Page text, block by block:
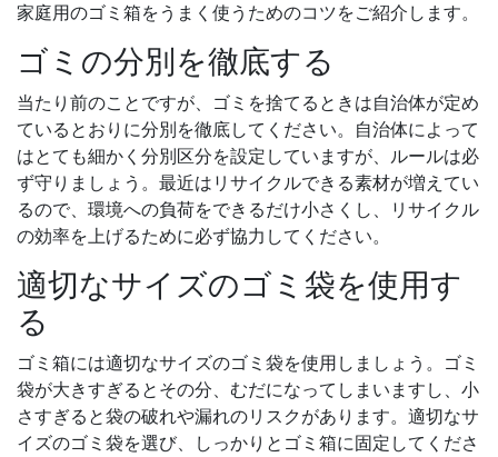
家庭用のゴミ箱をうまく使うためのコツをご紹介します。
ゴミの分別を徹底する
当たり前のことですが、ゴミを捨てるときは自治体が定め
ているとおりに分別を徹底してください。自治体によって
はとても細かく分別区分を設定していますが、ルールは必
ず守りましょう。最近はリサイクルできる素材が増えてい
るので、環境への負荷をできるだけ小さくし、リサイクル
の効率を上げるために必ず協力してください。
適切なサイズのゴミ袋を使用す
る
ゴミ箱には適切なサイズのゴミ袋を使用しましょう。ゴミ
袋が大きすぎるとその分、むだになってしまいますし、小
さすぎると袋の破れや漏れのリスクがあります。適切なサ
イズのゴミ袋を選び、しっかりとゴミ箱に固定してくださ